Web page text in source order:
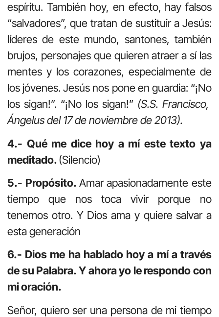
espíritu. También hoy, en efecto, hay falsos
“salvadores”, que tratan de sustituir a Jesús:
líderes de este mundo, santones, también
brujos, personajes que quieren atraer a sí las
mentes y los corazones, especialmente de
los jóvenes. Jesús nos pone en guardia: “¡No
los sigan!”. “¡No los sigan!” (S.S. Francisco,
Ángelus del 17 de noviembre de 2013).
4.- Qué me dice hoy a mí este texto ya
meditado.(Silencio)
5.- Propósito. Amar apasionadamente este
tiempo que nos toca vivir porque no
tenemos otro. Y Dios ama y quiere salvar a
esta generación
6.- Dios me ha hablado hoy a mí a través
de su Palabra. Y ahora yo le respondo con
mi oración.
Señor, quiero ser una persona de mi tiempo